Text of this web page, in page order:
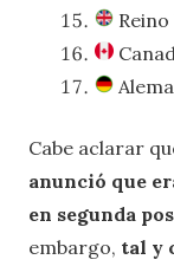
Cabe aclarar
anunció que
en segunda
embargo, tal y